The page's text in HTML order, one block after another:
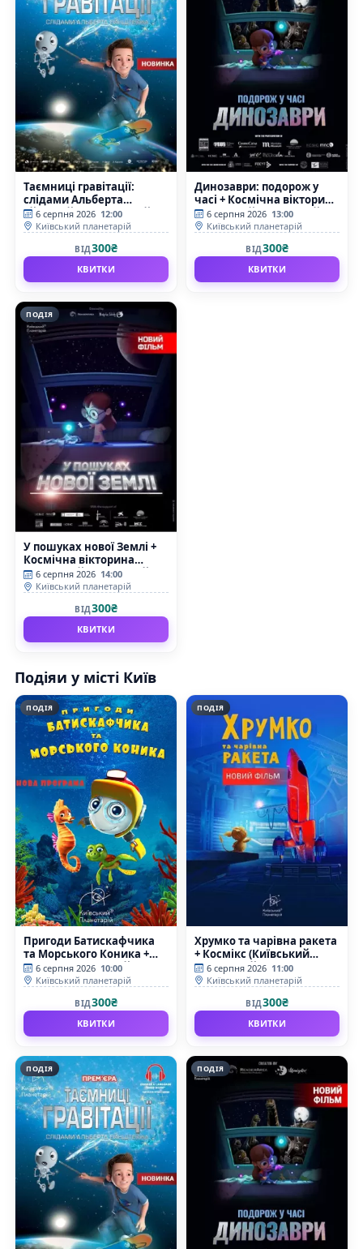
Таємниці гравітації:
слідами Альберта
Ейнштейна (Київський
планетарій)
6 серпня 2026 12:00
Київський планетарій
ВІД300₴
КВИТКИ
Динозаври: подорож у
часі + Космічна вікторина
(Київський планетарій)
6 серпня 2026 13:00
Київський планетарій
ВІД300₴
КВИТКИ
ПОДІЯ
У пошуках нової Землі +
Космічна вікторина
(Київський планетарій)
6 серпня 2026 14:00
Київський планетарій
ВІД300₴
КВИТКИ
Подіяи у місті Київ
ПОДІЯ
Пригоди Батискафчика
та Морського Коника +
Космікс (Київський
планетарій)
6 серпня 2026 10:00
Київський планетарій
ВІД300₴
КВИТКИ
ПОДІЯ
Хрумко та чарівна ракета
+ Космікс (Київський
планетарій)
6 серпня 2026 11:00
Київський планетарій
ВІД300₴
КВИТКИ
ПОДІЯ ПОДІЯ